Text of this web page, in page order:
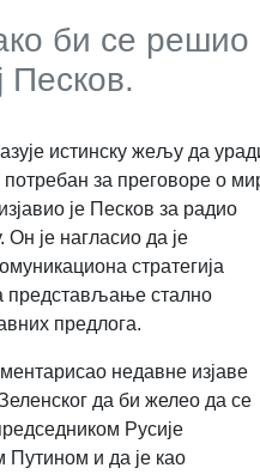
би се решио
Песков.
истинску жељу да
за преговоре о
је Песков за радио
је нагласио да је
стратегија
представљање стално
предлога.
недавне изјаве
да би желео да се
Русије
и да је као